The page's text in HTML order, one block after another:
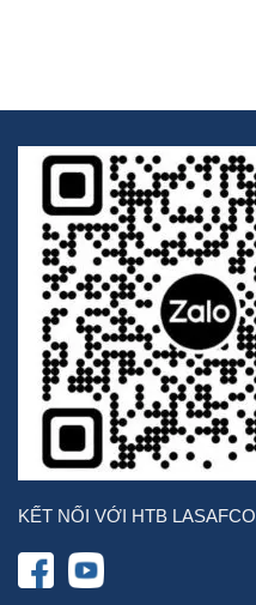
KẾT NỐI VỚI HTB LASAFCO